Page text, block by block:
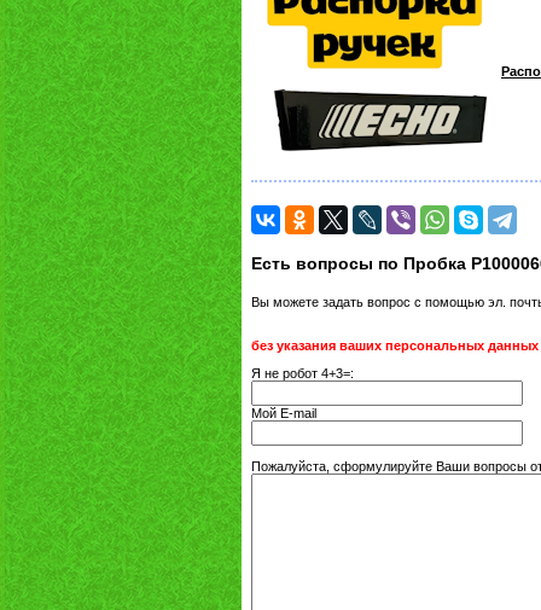
Есть вопросы по Пробка
Вы можете задать вопрос с помощью эл.
без указания ваших персональных данных
Я не робот 4+3=:
Мой E-mail
Пожалуйста, сформулируйте Ваши вопросы